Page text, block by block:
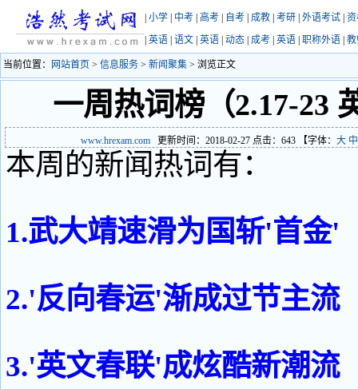
小学 中考 高考 自考 成教 考研 外语考试
英语 语文 英语 动态 成考 英语 职称外语
当前位置： 网站首页 > 信息服务 > 新闻聚集 > 浏览正文
一周热词榜（2.17-23
www.hrexam.com 更新时间：2018-02-27 点击： 643 【字体： 大 中
本周的新闻热词有：
1.武大靖速滑为国斩'首金'
2.'反向春运'渐成过节主流
3.'英文春联'成炫酷新潮流